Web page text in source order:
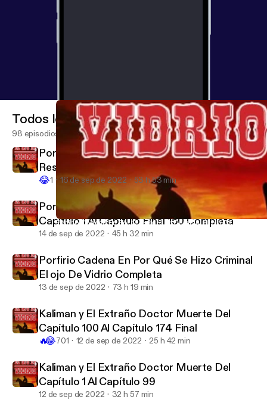
Porfirio Cadena En Por Qué Se Hizo Criminal El ojo De Vidrio
Porfirio cadena el ojo de vidrio
Todos los episodios
98 episodios
Porfirio Cadena El ojo De Vidrio En El
Resucitado Completa Audio Mejorado
😂1 16 de sep de 2022 53 h 53 min
Porfirio Cadena En Frente a Frente Del
Capítulo 1 Al Capítulo Final 150 Completa
14 de sep de 2022 45 h 32 min
Porfirio Cadena En Por Qué Se Hizo Criminal
El ojo De Vidrio Completa
13 de sep de 2022 73 h 19 min
Kaliman y El Extraño Doctor Muerte Del
Capítulo 100 Al Capítulo 174 Final
🔥😂701 12 de sep de 2022 25 h 42 min
Kaliman y El Extraño Doctor Muerte Del
Capítulo 1 Al Capítulo 99
12 de sep de 2022 32 h 57 min